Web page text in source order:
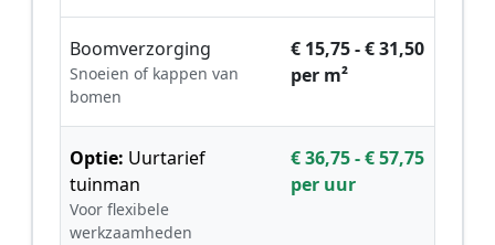
Boomverzorging
Snoeien of kappen van
bomen
€ 15,75 - € 31,50
per m²
Optie: Uurtarief
tuinman
Voor flexibele
werkzaamheden
€ 36,75 - € 57,75
per uur